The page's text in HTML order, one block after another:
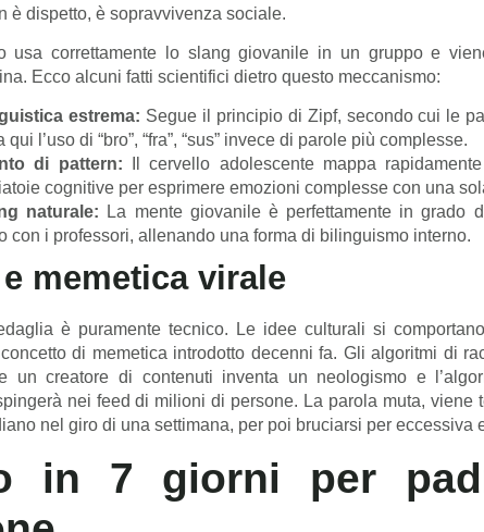
è dispetto, è sopravvivenza sociale.
usa correttamente lo slang giovanile in un gruppo e
Ecco alcuni fatti scientifici dietro questo meccanismo:
estrema: Segue il principio di Zipf, secondo cui le
qui l’uso di “bro”, “fra”, “sus” invece di parole più complesse.
di pattern: Il cervello adolescente mappa
cognitive per esprimere emozioni complesse con una
naturale: La mente giovanile è perfettamente in
con i professori, allenando una forma di bilinguismo interno.
memetica virale
è puramente tecnico. Le idee culturali si
di memetica introdotto decenni fa. Gli algoritmi di
un creatore di contenuti inventa un neologismo e
nei feed di milioni di persone. La parola muta, viene
nel giro di una settimana, per poi bruciarsi per eccessiva
in 7 giorni per